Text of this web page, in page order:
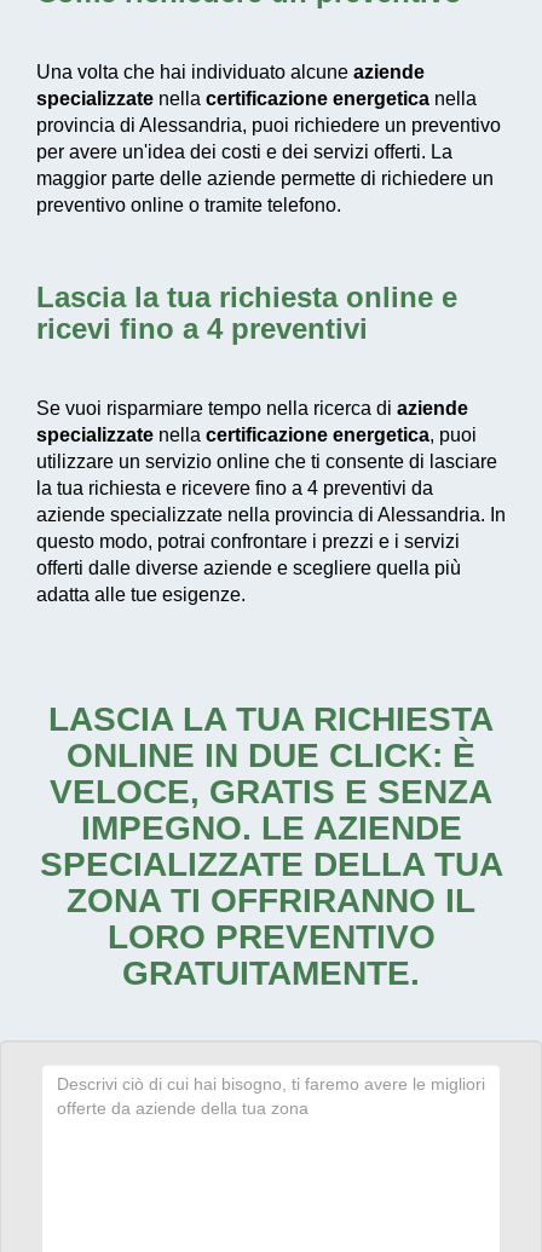
Una volta che hai individuato alcune aziende
specializzate nella certificazione energetica nella
provincia di Alessandria, puoi richiedere un preventivo
per avere un'idea dei costi e dei servizi offerti. La
maggior parte delle aziende permette di richiedere un
preventivo online o tramite telefono.
Lascia la tua richiesta online e
ricevi fino a 4 preventivi
Se vuoi risparmiare tempo nella ricerca di aziende
specializzate nella certificazione energetica, puoi
utilizzare un servizio online che ti consente di lasciare
la tua richiesta e ricevere fino a 4 preventivi da
aziende specializzate nella provincia di Alessandria. In
questo modo, potrai confrontare i prezzi e i servizi
offerti dalle diverse aziende e scegliere quella più
adatta alle tue esigenze.
LASCIA LA TUA RICHIESTA
ONLINE IN DUE CLICK: È
VELOCE, GRATIS E SENZA
IMPEGNO. LE AZIENDE
SPECIALIZZATE DELLA TUA
ZONA TI OFFRIRANNO IL
LORO PREVENTIVO
GRATUITAMENTE.